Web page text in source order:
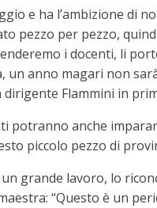
e ha l’ambizione di
pezzo per pezzo,
i docenti, li
un anno magari non
Flammini in
potranno anche
piccolo pezzo di
grande lavoro, lo
“Questo è un